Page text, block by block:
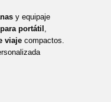
y equipaje
portátil
viajecompactos.